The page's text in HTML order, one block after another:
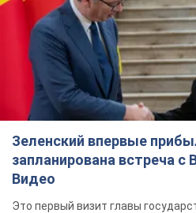
Зеленский впервые
запланирована встреча с
Видео
Это первый визит главы